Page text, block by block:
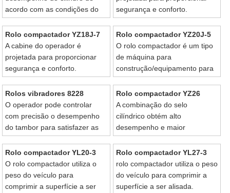
acordo com as condições do
campo .
segurança e conforto.
Rolo compactador YZ18J-7
A cabine do operador é
projetada para proporcionar
segurança e conforto.
Rolo compactador YZ20J-5
O rolo compactador é um tipo
de máquina para
construção/equipamento para
construção .
Rolos vibradores 8228
O operador pode controlar
com precisão o desempenho
do tambor para satisfazer as
condições específico do
campo.
Rolo compactador YZ26
A combinação do selo
cilíndrico obtém alto
desempenho e maior
confiança .
Rolo compactador YL20-3
O rolo compactador utiliza o
peso do veículo para
comprimir a superfície a ser
Rolo compactador YL27-3
rolo compactador utiliza o peso
do veículo para comprimir a
superfície a ser alisada.